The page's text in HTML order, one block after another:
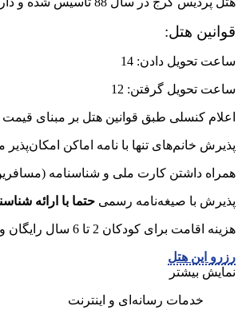
قوانین هتل:
ساعت تحویل دادن: 14
ساعت تحویل گرفتن: 12
اعلام کنسلی طبق قوانین هتل بر مبنای
پذیرش خانم‌های تنها با نامه اماکن امکان‌پذیر
همراه داشتن کارت ملی و شناسنامه
پذیرش با صیغه‌نامه رسمی حتما با ارائه
هزینه اقامت برای کودکان 2 تا 6 سال رایگان و 9 سال نیم بها و 9 سال به بالا نفر اضافه محاسبه می‌گردد.
رزرو این هتل
نمایش بیشتر
خدمات رسانه‌ای و اینترنت